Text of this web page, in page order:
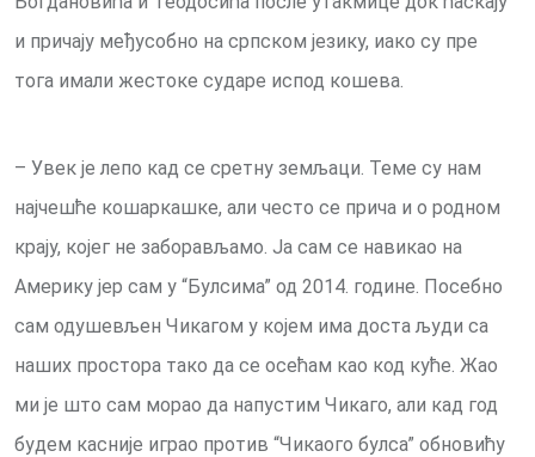
и причају међусобно на српском језику, иако су пре
тога имали жестоке сударе испод кошева.
– Увек је лепо кад се сретну земљаци. Теме су нам
најчешће кошаркашке, али често се прича и о родном
крају, којег не заборављамо. Ја сам се навикао на
Америку јер сам у “Булсима” од 2014. године. Посебно
сам одушевљен Чикагом у којем има доста људи са
наших простора тако да се осећам као код куће. Жао
ми је што сам морао да напустим Чикаго, али кад год
будем касније играо против “Чикаого булса” обновићу